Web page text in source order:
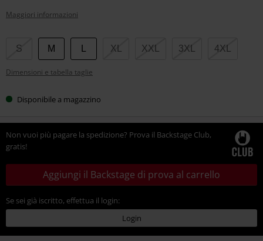
Maggiori informazioni
Scegli
tua
S M XL XXL 3XL 4XL
Dimensioni e tabella taglie
Disponibile a magazzino
Non vuoi più pagare la spedizione? Prova il Backstage Club,
gratis!
Aggiungi il Backstage di prova al carrello
Se sei già iscritto, effettua il login:
Login